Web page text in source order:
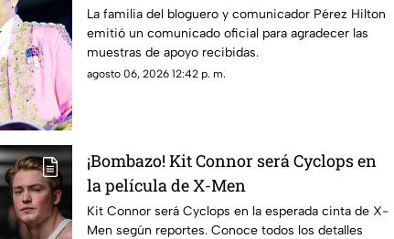
La familia del bloguero y comunicador Pérez Hilton
emitió un comunicado oficial para agradecer las
muestras de apoyo recibidas.
agosto 06, 2026 12:42 p. m.
¡Bombazo! Kit Connor será Cyclops en
la película de X-Men
Kit Connor será Cyclops en la esperada cinta de X-
Men según reportes. Conoce todos los detalles